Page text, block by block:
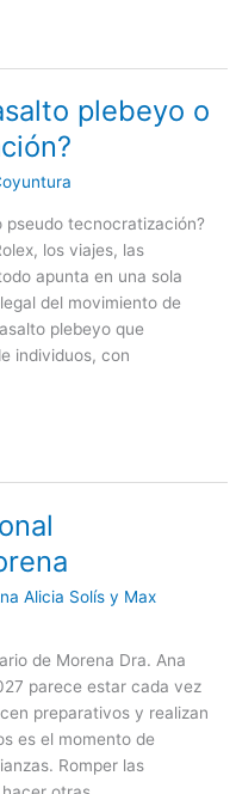
plebeyo o
pseudo tecnocratización?
los viajes, las
apunta en una sola
del movimiento de
plebeyo que
individuos, con
Alicia Solís y Max
de Morena Dra. Ana
parece estar cada vez
preparativos y realizan
es el momento de
Romper las